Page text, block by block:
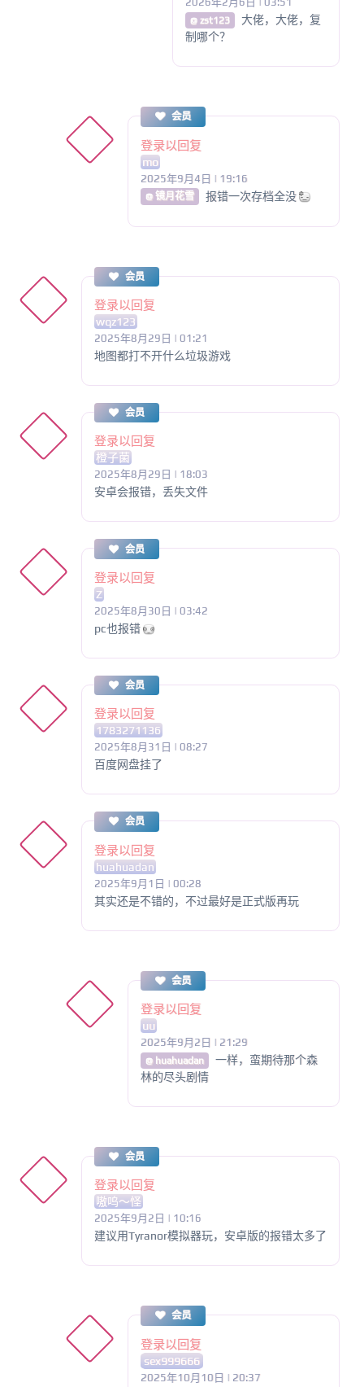
@ zst123
大佬，大佬，复
制哪个？
会员
登录以回复
mo
2025年9月4日 | 19:16
@ 镜月花雪 报错一次存档全没
会员
登录以回复
wqz123
2025年8月29日 | 01:21
地图都打不开什么垃圾游戏
会员
登录以回复
橙子菌
2025年8月29日 | 18:03
安卓会报错，丢失文件
会员
登录以回复
Z
2025年8月30日 | 03:42
pc也报错
会员
登录以回复
1783271136
2025年8月31日 | 08:27
百度网盘挂了
会员
登录以回复
huahuadan
2025年9月1日 | 00:28
其实还是不错的，不过最好是正式版再玩
会员
登录以回复
uu
2025年9月2日 | 21:29
@ huahuadan
一样，蛮期待那个森
林的尽头剧情
会员
登录以回复
嗷呜～怪
2025年9月2日 | 10:16
建议用Tyranor模拟器玩，安卓版的报错太多了
会员
登录以回复
sex999666
2025年10月10日 | 20:37